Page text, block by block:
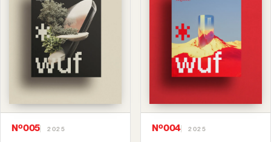
Nº005 2025 Nº004 2025